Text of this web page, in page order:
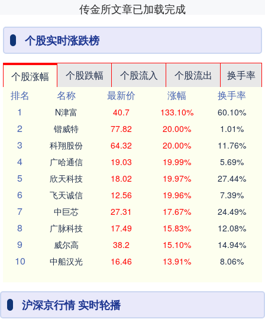
传金所文章已加载完成
个股实时涨跌榜
个股涨幅 个股跌幅 个股流入 个股流出
换手率
排名
名称 最新价 涨幅
换手率
1
N津富 40.7 133.10% 60.10%
2 锴威特 77.82 20.00% 1.01%
3 科翔股份 64.32 20.00% 11.76%
4 广哈通信 19.03 19.99% 5.69%
5 欣天科技 18.02 19.97% 27.44%
6 飞天诚信 12.56 19.96% 7.39%
7 中巨芯 27.31 17.67% 24.49%
8 广脉科技 17.49 15.83% 12.08%
9 威尔高 38.2 15.10% 14.94%
10 中船汉光 16.46 13.91% 8.06%
沪深京行情 实时轮播